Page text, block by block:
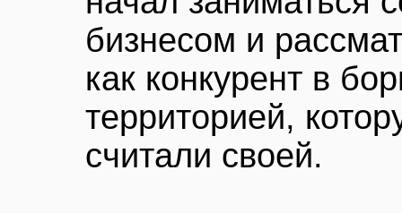
бизнесом и
как конкурент в
территорией,
считали своей.